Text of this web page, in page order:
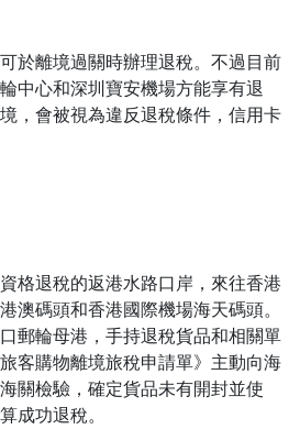
於離境過關時辦理退稅。不過目前
中心和深圳寶安機場方能享有退
，會被視為違反退稅條件，信用卡
格退稅的返港水路口岸，來往香港
澳碼頭和香港國際機場海天碼頭。
郵輪母港，手持退稅貨品和相關單
客購物離境旅稅申請單》主動向海
關檢驗，確定貨品未有開封並使
成功退稅。